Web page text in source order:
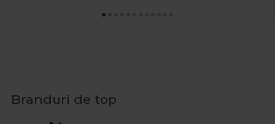
Branduri de top